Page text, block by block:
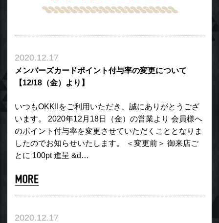
2020.12.17
メンバーズカードポイント付与率の変更について
【12/18（金）より】
いつもOKKIIをご利用いただき、誠にありがとうござ
います。 2020年12月18日（金）の営業より 会員様へ
のポイント付与率を変更させていただくこととなりま
したのでお知らせいたします。 ＜変更前＞ 御来店ご
とに 100pt 進呈 &d…
2020.12.17